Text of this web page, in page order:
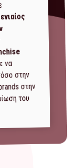
να
στην
στην
του